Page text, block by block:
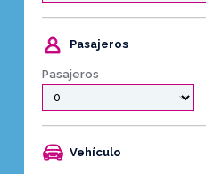
Pasajeros
Pasajeros
Vehículo